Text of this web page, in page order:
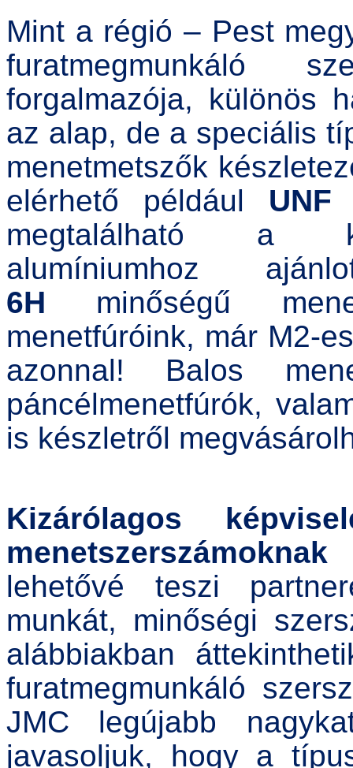
Mint a régió – Pest
furatmegmunkáló
forgalmazója, különös
az alap, de a speciális
menetmetszők
elérhető például
megtalálható a
alumíniumhoz
6H minőségű
menetfúróink, már M2-
azonnal! Balos
páncélmenetfúrók,
is készletről
Kizárólagos
lehetővé teszi
munkát, minőségi
alábbiakban
furatmegmunkáló
JMC legújabb
javasoljuk, hogy a